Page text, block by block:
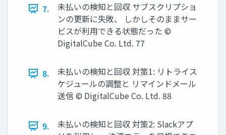
7.
未払いの検知と回収 サブスクリプショ
ンの更新に失敗、 しかしそのままサー
ビスが利⽤できる状態だった ©
DigitalCube Co. Ltd. 77
8.
未払いの検知と回収 対策1: リトライス
ケジュールの調整と リマインドメール
送信 © DigitalCube Co. Ltd. 88
9.
未払いの検知と回収 対策2: Slackアプ